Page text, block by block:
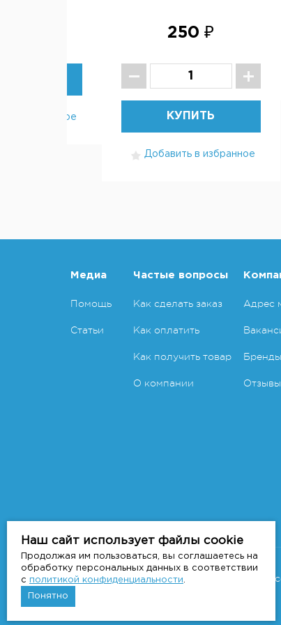
в избранное
250 ₽
КУПИТЬ
Добавить в избранное
Медиа
Помощь
Статьи
Частые вопросы
Как сделать заказ
Как оплатить
Как получить товар
О компании
Адрес
Бренды
Отзывы
Copyright 2011-2026 © 7veter.ru
Интернет-магазин "На Семи Ветрах".
Наш сайт использует файлы cookie
Продолжая им пользоваться, вы соглашаетесь на
обработку персональных данных в соответствии
с политикой конфиденциальности
Понятно